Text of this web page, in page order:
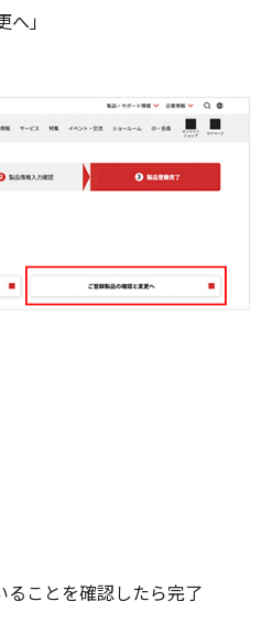
」
ことを確認したら完了